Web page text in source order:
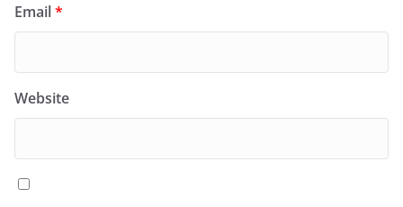
Email*
Website